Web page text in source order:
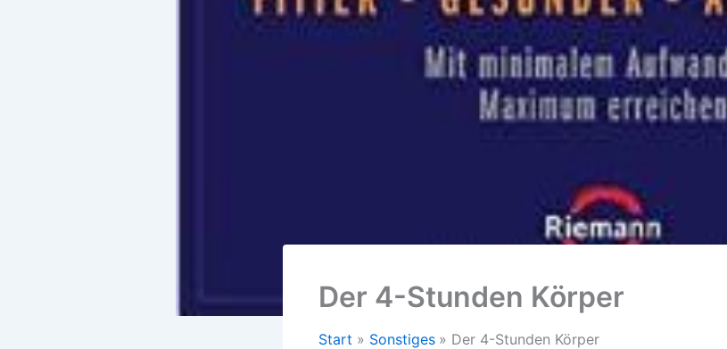
Der 4-Stunden Körper
Start Sonstiges Der 4-Stunden Körper